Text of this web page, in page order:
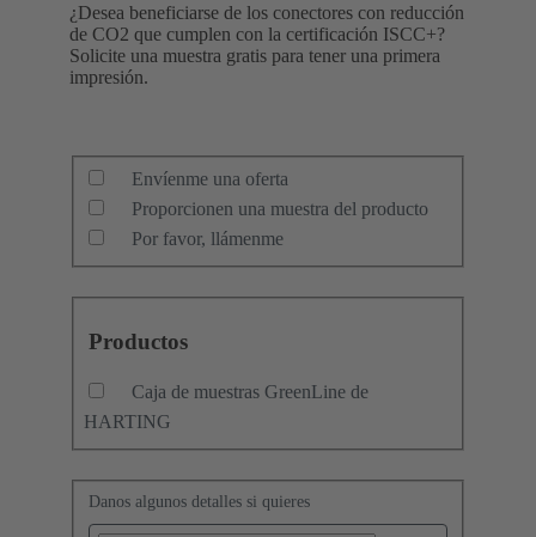
¿Desea beneficiarse de los conectores con reducción
de CO2 que cumplen con la certificación ISCC+?
Solicite una muestra gratis para tener una primera
impresión.
Envíenme una oferta
Proporcionen una muestra del producto
Por favor, llámenme
Productos
Caja de muestras GreenLine de
HARTING
Danos algunos detalles si quieres